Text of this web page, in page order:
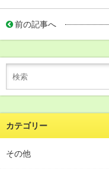
前の記事へ
カテゴリー
その他